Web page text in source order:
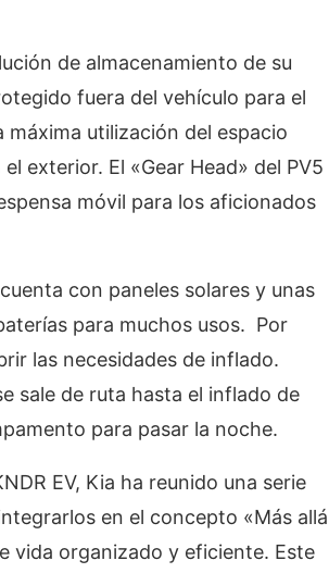
de almacenamiento de su
fuera del vehículo para el
utilización del espacio
exterior. El «Gear Head» del PV5
móvil para los aficionados
con paneles solares y unas
para muchos usos. Por
las necesidades de inflado.
sale de ruta hasta el inflado de
para pasar la noche.
EV, Kia ha reunido una serie
en el concepto «Más allá
vida organizado y eficiente. Este